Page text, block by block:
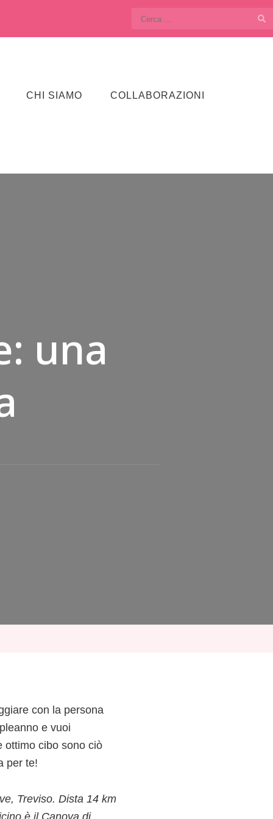
Ricerca
per:
CHI SIAMO COLLABORAZIONI
una
con la persona
e vuoi
ottimo cibo sono ciò
per te!
Treviso. Dista 14 km
è il Canova di